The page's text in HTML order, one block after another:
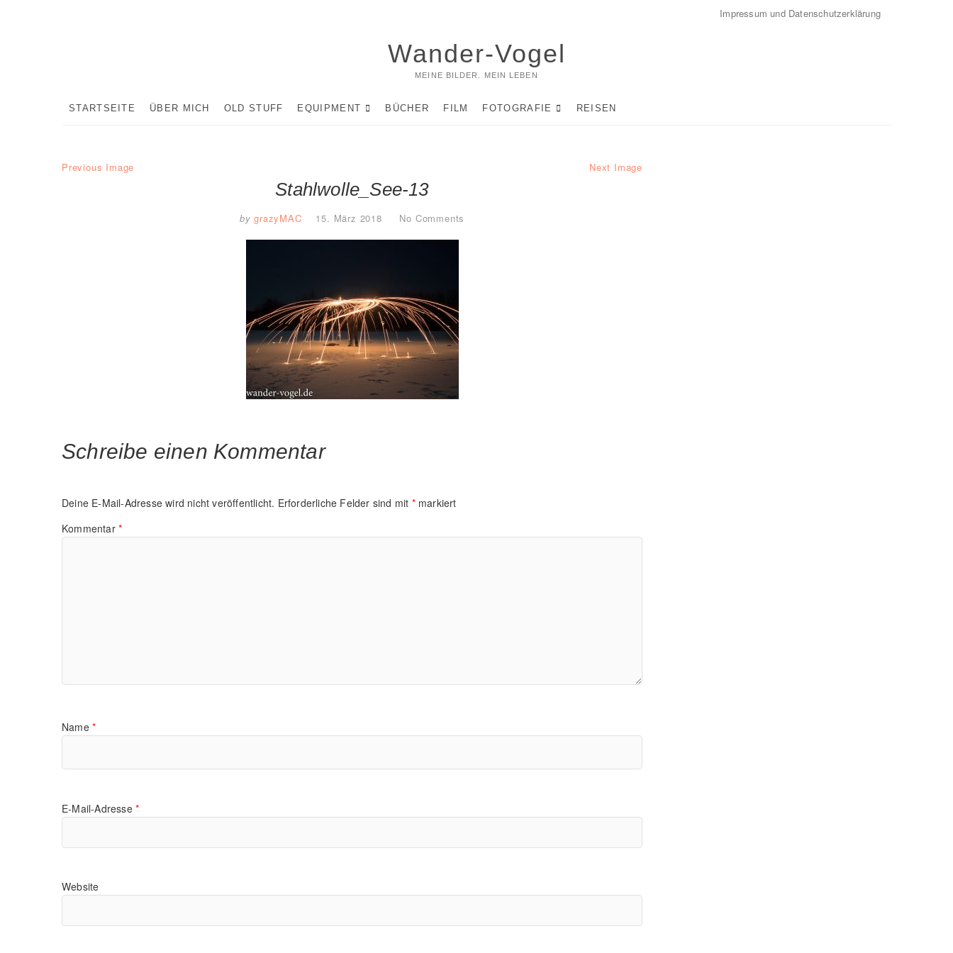
Impressum und Datenschutzerklärung
Wander-Vogel
MEINE BILDER. MEIN LEBEN
STARTSEITE ÜBER MICH OLD STUFF EQUIPMENT BÜCHER FILM FOTOGRAFIE REISEN
Previous Image Next Image
Stahlwolle_See-13
by grazyMAC 15. März 2018 No Comments
Schreibe einen Kommentar
Deine E-Mail-Adresse wird nicht veröffentlicht. Erforderliche Felder sind mit *markiert
Kommentar *
Name *
E-Mail-Adresse *
Website